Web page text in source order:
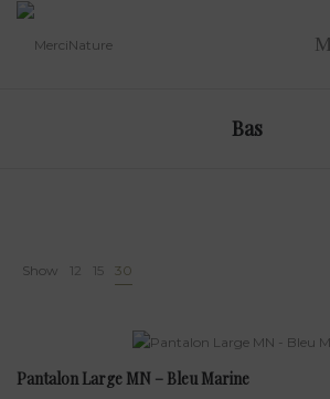
Bas
Show 12 15 30
Pantalon Large MN – Bleu Marine